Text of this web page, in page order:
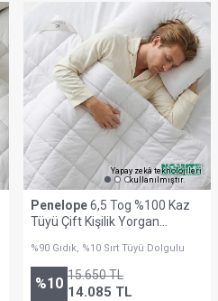
Yapay zekâ teknolojileri
kullanılmıştır.
Penelope6,5 Tog %100 Kaz
Tüyü Çift Kişilik Yorgan
%90 Gıdık, %10 Sırt Tüyü Dolgulu
%10 15.650TL
14.085 TL